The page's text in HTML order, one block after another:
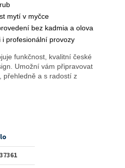
mytí v myčce
bez kadmia a olova
profesionální provozy
funkčnost, kvalitní české
Umožní vám připravovat
přehledně a s radostí z